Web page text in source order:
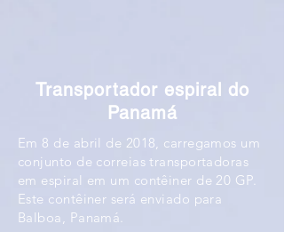
Transportador espiral do
Panamá
Em 8 de abril de 2018, carregamos um
conjunto de correias transportadoras
em espiral em um contêiner de 20 GP.
Este contêiner será enviado para
Balboa, Panamá.